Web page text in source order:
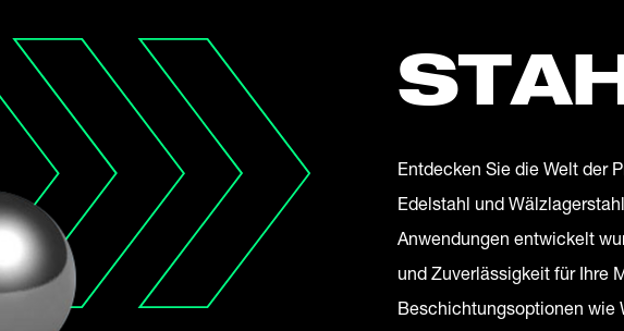
Gehäuseeinheiten
Kurven- und Stützrollen
Welle-Nabe-Verbindungen
Gabelköpfe und Bolzen
Stahlkugeln
Entdecken Sie die Welt der
Edelstahl und
Anwendungen entwickelt
und Zuverlässigkeit für Ihre
Beschichtungsoptionen wie